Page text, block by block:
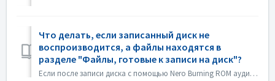
Что делать, если записанный диск не
воспроизводится, а файлы находятся в
разделе "Файлы, готовые к записи на диск"?
Если после записи диска с помощью Nero Burning ROM аудио CD не воспроизводится CD-плеером, откройте диск в проводнике Windows и проверьте файлы. Если все...